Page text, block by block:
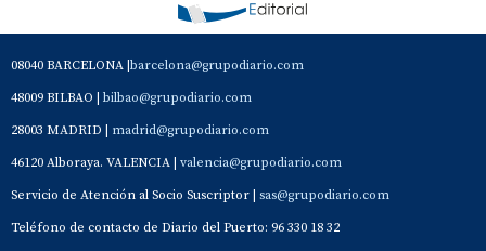
08040 BARCELONA | barcelona@grupodiario.com
48009 BILBAO | bilbao@grupodiario.com
28003 MADRID | madrid@grupodiario.com
46120 Alboraya. VALENCIA | valencia@grupodiario.com
Servicio de Atención al Socio Suscriptor | sas@grupodiario.com
Teléfono de contacto de Diario del Puerto: 96 330 18 32